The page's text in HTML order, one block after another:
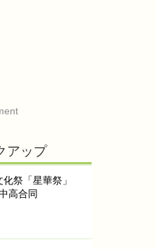
アップ
祭「星華祭」
高合同